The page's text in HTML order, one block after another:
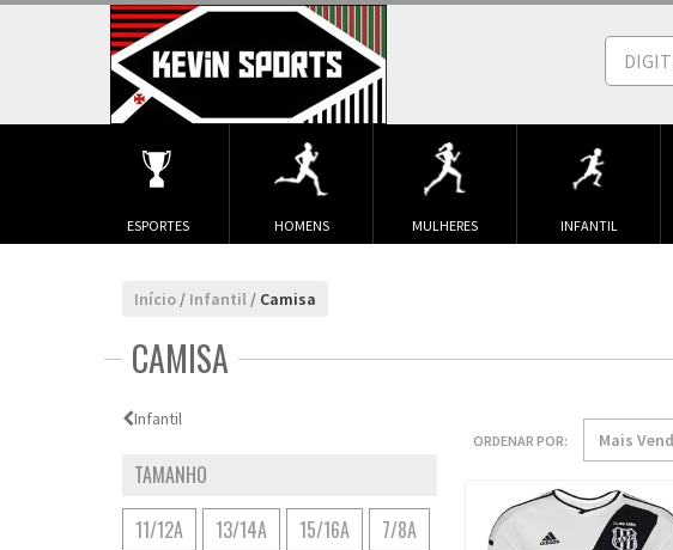
ESPORTES HOMENS MULHERES INFANTIL
Início / Infantil / Camisa
CAMISA
Infantil
TAMANHO
11/12A
13/14A 15/16A
7/8A
ORDENAR POR: